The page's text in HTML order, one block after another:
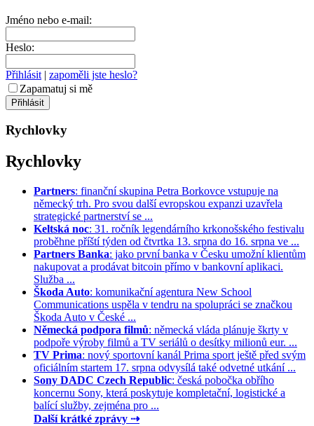
Jméno nebo e-mail:
Heslo:
Přihlásit | zapoměli jste heslo?
Zapamatuj si mě
Rychlovky
Rychlovky
Partners: finanční skupina Petra Borkovce vstupuje na
německý trh. Pro svou další evropskou expanzi uzavřela
strategické partnerství se ...
Keltská noc: 31. ročník legendárního krkonošského festivalu
proběhne příští týden od čtvrtka 13. srpna do 16. srpna ve ...
Partners Banka: jako první banka v Česku umožní klientům
nakupovat a prodávat bitcoin přímo v bankovní aplikaci.
Služba ...
Škoda Auto: komunikační agentura New School
Communications uspěla v tendru na spolupráci se značkou
Škoda Auto v České ...
Německá podpora filmů: německá vláda plánuje škrty v
podpoře výroby filmů a TV seriálů o desítky milionů eur. ...
TV Prima: nový sportovní kanál Prima sport ještě před svým
oficiálním startem 17. srpna odvysílá také odvetné utkání ...
Sony DADC Czech Republic: česká pobočka obřího
koncernu Sony, která poskytuje kompletační, logistické a
balící služby, zejména pro ...
Další krátké zprávy ⇢